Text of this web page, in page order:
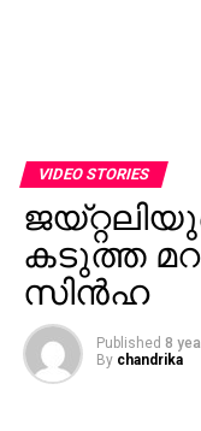
VIDEO STORIES
കടുത്ത
സിന്‍ഹ
Published 8
By chandrika